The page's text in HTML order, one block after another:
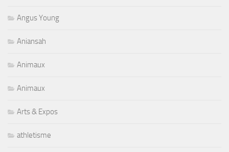
Angus Young
Aniansah
Animaux
Animaux
Arts & Expos
athletisme